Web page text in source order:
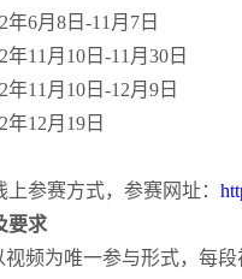
6月8日-11月7日
11月10日-11月30日
11月10日-12月9日
12月19日
参赛方式，参赛网址：
求
为唯一参与形式，每段